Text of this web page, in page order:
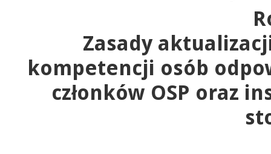
Zasady
kompetencji osób
członków OSP oraz